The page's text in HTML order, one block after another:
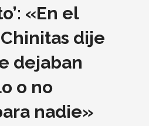
«En el
dije
dejaban
o no
nadie»